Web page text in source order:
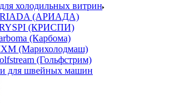
холодильных витрин
(АРИАДА)
(КРИСПИ)
(Карбома)
(Марихолодмаш)
(Гольфстрим)
для швейных машин